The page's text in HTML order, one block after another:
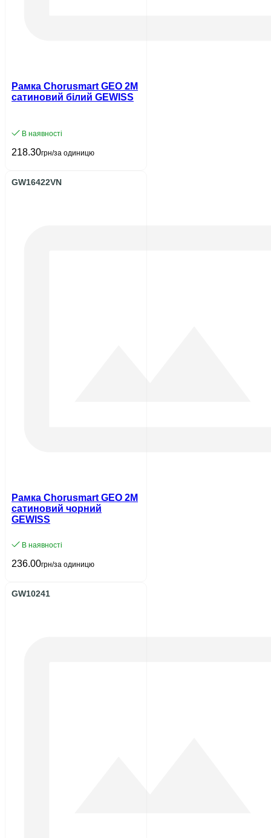
Рамка Chorusmart GEO 2M
сатиновий білий GEWISS
В наявності
218.30грн/за одиницю
GW16422VN
Рамка Chorusmart GEO 2M
сатиновий чорний
GEWISS
В наявності
236.00грн/за одиницю
GW10241